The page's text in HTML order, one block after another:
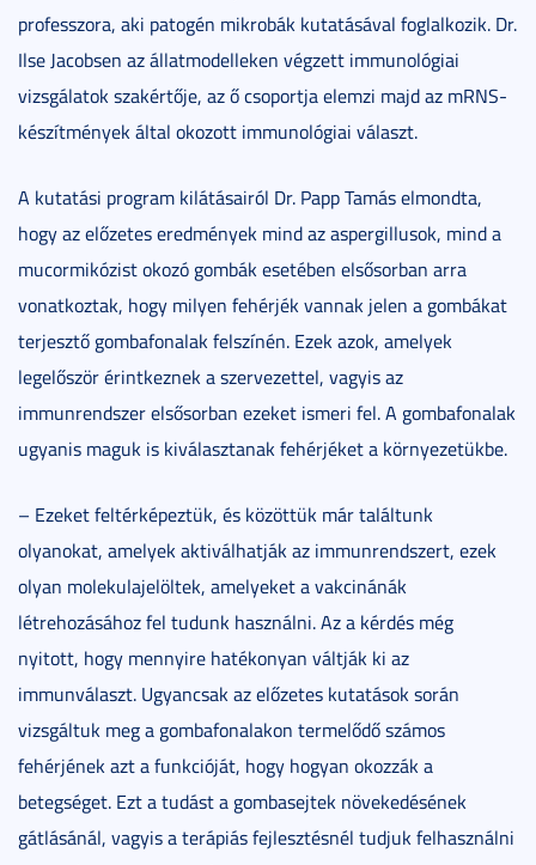
professzora, aki patogén mikrobák kutatásával foglalkozik. Dr.
Ilse Jacobsen az állatmodelleken végzett immunológiai
vizsgálatok szakértője, az ő csoportja elemzi majd az mRNS-
készítmények által okozott immunológiai választ.
A kutatási program kilátásairól Dr. Papp Tamás elmondta,
hogy az előzetes eredmények mind az aspergillusok, mind a
mucormikózist okozó gombák esetében elsősorban arra
vonatkoztak, hogy milyen fehérjék vannak jelen a gombákat
terjesztő gombafonalak felszínén. Ezek azok, amelyek
legelőször érintkeznek a szervezettel, vagyis az
immunrendszer elsősorban ezeket ismeri fel. A gombafonalak
ugyanis maguk is kiválasztanak fehérjéket a környezetükbe.
– Ezeket feltérképeztük, és közöttük már találtunk
olyanokat, amelyek aktiválhatják az immunrendszert, ezek
olyan molekulajelöltek, amelyeket a vakcinánák
létrehozásához fel tudunk használni. Az a kérdés még
nyitott, hogy mennyire hatékonyan váltják ki az
immunválaszt. Ugyancsak az előzetes kutatások során
vizsgáltuk meg a gombafonalakon termelődő számos
fehérjének azt a funkcióját, hogy hogyan okozzák a
betegséget. Ezt a tudást a gombasejtek növekedésének
gátlásánál, vagyis a terápiás fejlesztésnél tudjuk felhasználni